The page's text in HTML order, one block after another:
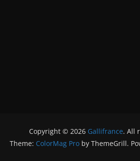
Copyright © 2026 Gallifrance. All
Theme: ColorMag Pro by ThemeGrill.